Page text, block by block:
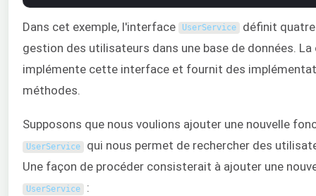
Dans cet exemple, l'interface UserService définit quatre
gestion des utilisateurs dans une base de données.
implémente cette interface et fournit des
méthodes.
Supposons que nous voulions ajouter une nouvelle
UserService qui nous permet de rechercher des
Une façon de procéder consisterait à ajouter une
UserService :